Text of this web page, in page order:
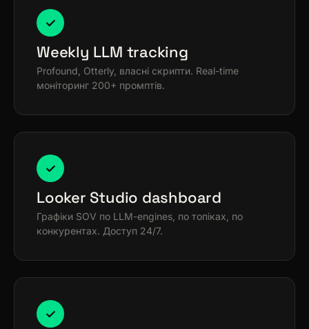
✓
Weekly LLM tracking
Profound, Otterly, власні скрипти. Real-time
моніторинг 200+ промптів.
✓
Looker Studio dashboard
Графіки SOV по LLM-engines, по топіках, по
конкурентах. Доступ 24/7.
✓